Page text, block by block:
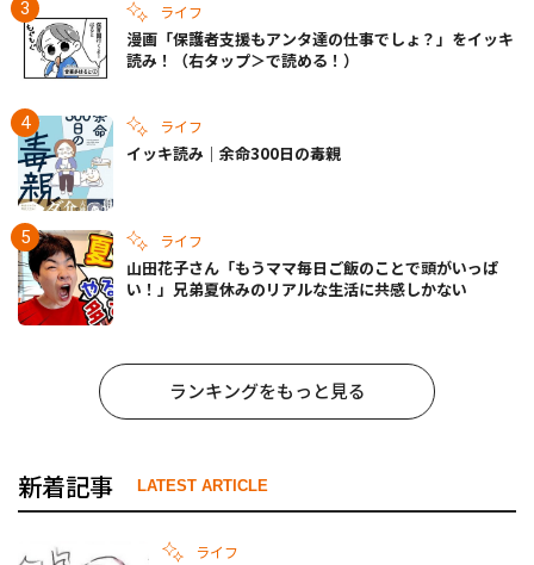
ライフ
漫画「保護者支援もアンタ達の仕事でしょ？」をイッキ
読み！（右タップ＞で読める！）
ライフ
イッキ読み｜余命300日の毒親
ライフ
山田花子さん「もうママ毎日ご飯のことで頭がいっぱ
い！」兄弟夏休みのリアルな生活に共感しかない
ランキングをもっと見る
新着記事 LATEST ARTICLE
ライフ